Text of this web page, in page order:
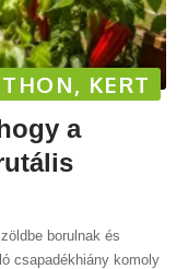
KERT
a
borulnak és
csapadékhiány komoly